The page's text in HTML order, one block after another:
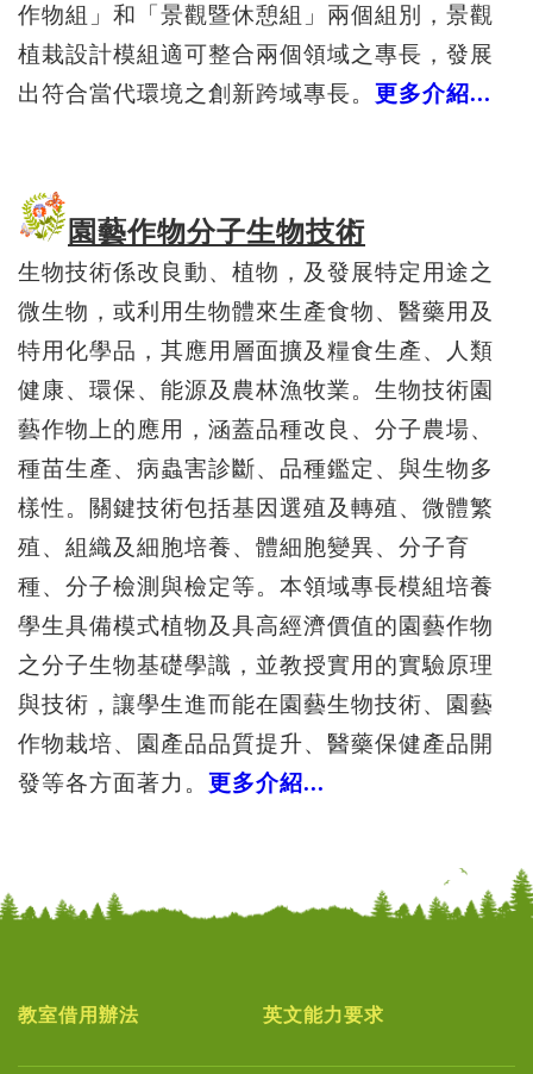
作物組」和「景觀暨休憩組」兩個組別，景觀
植栽設計模組適可整合兩個領域之專長，發展
出符合當代環境之創新跨域專長。 更多介紹...
園藝作物分子生物技術
生物技術係改良動、植物，及發展特定用途之
微生物，或利用生物體來生產食物、醫藥用及
特用化學品，其應用層面擴及糧食生產、人類
健康、環保、能源及農林漁牧業。生物技術園
藝作物上的應用，涵蓋品種改良、分子農場、
種苗生產、病蟲害診斷、品種鑑定、與生物多
樣性。關鍵技術包括基因選殖及轉殖、微體繁
殖、組織及細胞培養、體細胞變異、分子育
種、分子檢測與檢定等。本領域專長模組培養
學生具備模式植物及具高經濟價值的園藝作物
之分子生物基礎學識，並教授實用的實驗原理
與技術，讓學生進而能在園藝生物技術、園藝
作物栽培、園產品品質提升、醫藥保健產品開
發等各方面著力。 更多介紹...
教室借用辦法 英文能力要求